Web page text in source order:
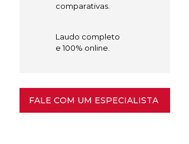
comparativas.
Laudo completo
e 100% online.
FALE COM UM ESPECIALISTA